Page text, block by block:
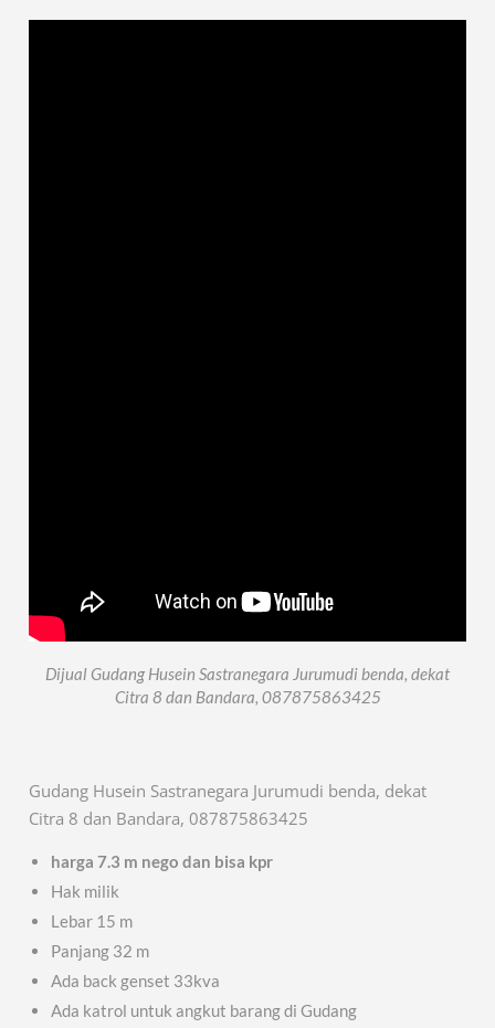
Dijual Gudang Husein Sastranegara Jurumudi benda, dekat
Citra 8 dan Bandara, 087875863425
Gudang Husein Sastranegara Jurumudi benda, dekat
Citra 8 dan Bandara, 087875863425
harga 7.3 m nego dan bisa kpr
Hak milik
Lebar 15 m
Panjang 32 m
Ada back genset 33kva
Ada katrol untuk angkut barang di Gudang